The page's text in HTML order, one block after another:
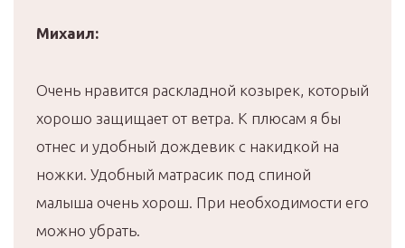
Михаил:
Очень нравится раскладной козырек, который
хорошо защищает от ветра. К плюсам я бы
отнес и удобный дождевик с накидкой на
ножки. Удобный матрасик под спиной
малыша очень хорош. При необходимости его
можно убрать.